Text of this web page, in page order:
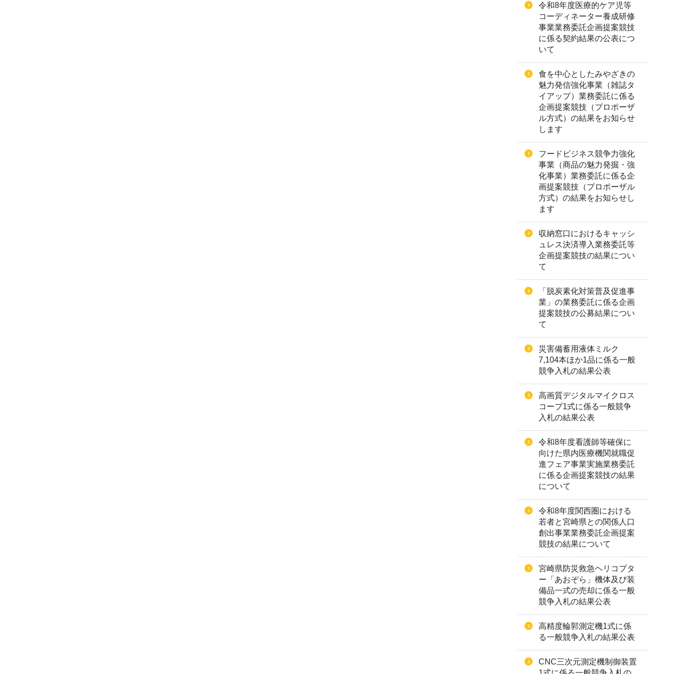
令和8年度医療的ケア児等
コーディネーター養成研修
事業業務委託企画提案競技
に係る契約結果の公表につ
いて
食を中心としたみやざきの
魅力発信強化事業（雑誌タ
イアップ）業務委託に係る
企画提案競技（プロポーザ
ル方式）の結果をお知らせ
します
フードビジネス競争力強化
事業（商品の魅力発掘・強
化事業）業務委託に係る企
画提案競技（プロポーザル
方式）の結果をお知らせし
ます
収納窓口におけるキャッシ
ュレス決済導入業務委託等
企画提案競技の結果につい
て
「脱炭素化対策普及促進事
業」の業務委託に係る企画
提案競技の公募結果につい
て
災害備蓄用液体ミルク
7,104本ほか1品に係る一般
競争入札の結果公表
高画質デジタルマイクロス
コープ1式に係る一般競争
入札の結果公表
令和8年度看護師等確保に
向けた県内医療機関就職促
進フェア事業実施業務委託
に係る企画提案競技の結果
について
令和8年度関西圏における
若者と宮崎県との関係人口
創出事業業務委託企画提案
競技の結果について
宮崎県防災救急ヘリコプタ
ー「あおぞら」機体及び装
備品一式の売却に係る一般
競争入札の結果公表
高精度輪郭測定機1式に係
る一般競争入札の結果公表
CNC三次元測定機制御装置